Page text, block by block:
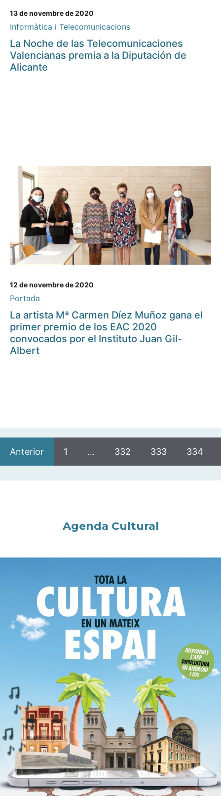
13 de novembre de 2020
Informàtica i Telecomunicacions
La Noche de las Telecomunicaciones
Valencianas premia a la Diputación de
Alicante
12 de novembre de 2020
Portada
La artista Mª Carmen Díez Muñoz gana el
primer premio de los EAC 2020
convocados por el Instituto Juan Gil-
Albert
Anterior 1 … 332 333 334
Agenda Cultural